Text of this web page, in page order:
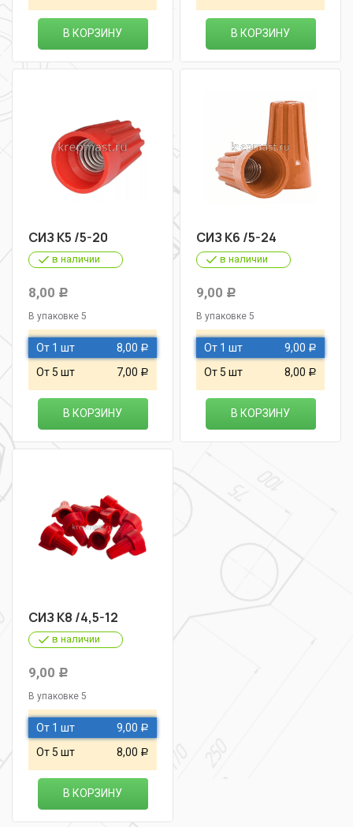
В КОРЗИНУ В КОРЗИНУ
СИЗ К5 /5-20
в наличии
8,00 Р
В упаковке 5
От 1 шт 8,00 Р
От 5 шт 7,00 Р
В КОРЗИНУ
СИЗ К6 /5-24
в наличии
9,00 Р
В упаковке 5
От 1 шт 9,00 Р
От 5 шт 8,00 Р
В КОРЗИНУ
СИЗ К8 /4,5-12
в наличии
9,00 Р
В упаковке 5
От 1 шт 9,00 Р
От 5 шт 8,00 Р
В КОРЗИНУ